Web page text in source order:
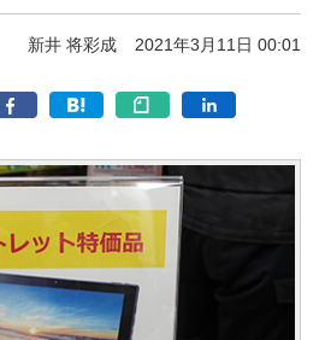
新井 将彩成 2021年3月11日 00:01